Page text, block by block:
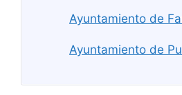
Ayuntamiento de
Ayuntamiento de